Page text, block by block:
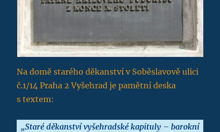
Na domě starého děkanství v Soběslavově ulici
č.1/14 Praha 2 Vyšehrad je pamětní deska
s textem:
„Staré děkanství vyšehradské kapituly – barokní